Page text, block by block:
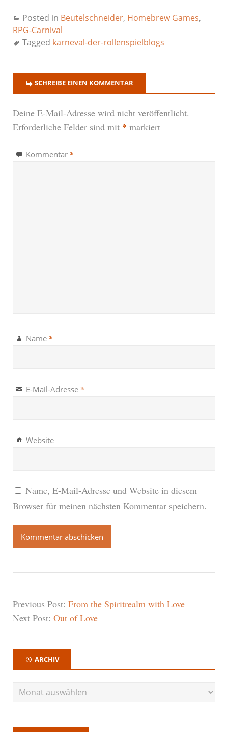
Posted in Beutelschneider, Homebrew Games,
RPG-Carnival
Tagged karneval-der-rollenspielblogs
SCHREIBE EINEN KOMMENTAR
Deine E-Mail-Adresse wird nicht veröffentlicht.
Erforderliche Felder sind mit * markiert
Kommentar *
Name *
E-Mail-Adresse *
Website
Name, E-Mail-Adresse und Website in diesem
Browser für meinen nächsten Kommentar speichern.
Previous Post: From the Spiritrealm with Love
Next Post: Out of Love
ARCHIV